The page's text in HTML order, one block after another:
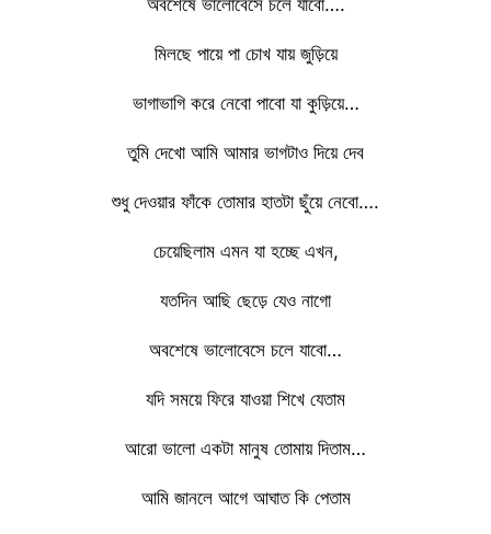
মিলছে পায়ে পা চোখ যায় জুড়িয়ে
ভাগাভাগি করে নেবো পাবো যা কুড়িয়ে…
তুমি দেখো আমি আমার ভাগটাও দিয়ে দেব
শুধু দেওয়ার ফাঁকে তোমার হাতটা ছুঁয়ে নেবো….
চেয়েছিলাম এমন যা হচ্ছে এখন,
যতদিন আছি ছেড়ে যেও নাগো
অবশেষে ভালোবেসে চলে যাবো…
যদি সময়ে ফিরে যাওয়া শিখে যেতাম
আরো ভালো একটা মানুষ তোমায় দিতাম…
আমি জানলে আগে আঘাত কি পেতাম